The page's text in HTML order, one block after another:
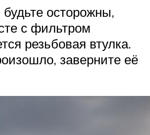
осторожны,
с фильтром
резьбовая втулка.
заверните её